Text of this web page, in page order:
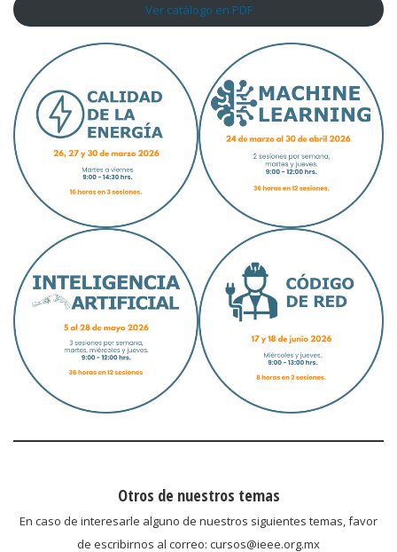
Ver catálogo en PDF
Otros de nuestros temas
En caso de interesarle alguno de nuestros siguientes temas, favor
de escribirnos al correo: cursos@ieee.org.mx